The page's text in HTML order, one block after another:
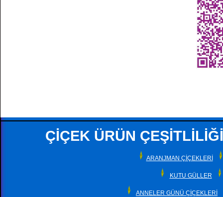
ÇİÇEK ÜRÜN
ARANJMAN ÇİÇEKLERİ
KUTU GÜLLER
ANNELER GÜNÜ ÇİÇEKLERİ